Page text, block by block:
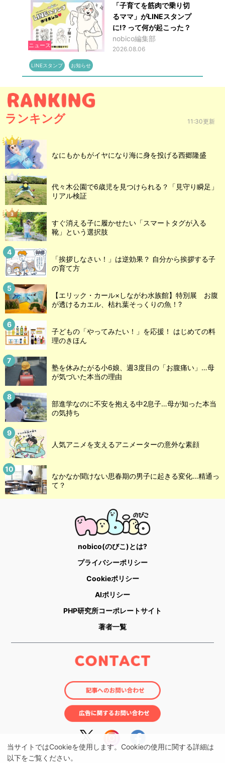
当サイトではCookieを使用します。Cookieの使用に関する詳細は
以下をご覧ください。
ニュース
「子育てを筋肉で乗り切
るママ」がLINEスタンプ
に!? って何が起こった？
nobico編集部
2026.08.06
LINEスタンプ お知らせ
ランキング 11:30更新
なにもかもがイヤになり海に身を投げる西郷隆盛
代々木公園で6歳児を見つけられる？「見守り瞬足」
リアル検証
すぐ消える子に履かせたい「スマートタグが入る
靴」という選択肢
「挨拶しなさい！」は逆効果？ 自分から挨拶する子
の育て方
【エリック・カール×しながわ水族館】特別展 お腹
が透けるカエル、枯れ葉そっくりの魚！?
子どもの「やってみたい！」を応援！ はじめての料
理のきほん
塾を休みたがる小6娘、週3度目の「お腹痛い」…母
が気づいた本当の理由
部進学なのに不安を抱える中2息子…母が知った本当
の気持ち
人気アニメを支えるアニメーターの意外な素顔
なかなか聞けない思春期の男子に起きる変化…精通っ
て？
nobico(のびこ)とは?
プライバシーポリシー
Cookieポリシー
AIポリシー
PHP研究所コーポレートサイト
著者一覧